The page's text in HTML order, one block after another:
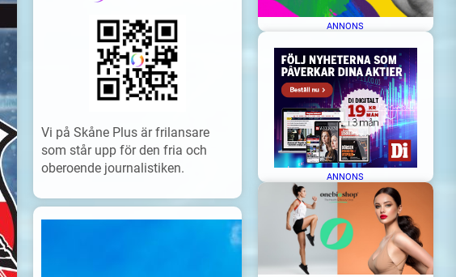
Vi på Skåne Plus är frilansare
som står upp för den fria och
oberoende journalistiken.
ANNONS
ANNONS